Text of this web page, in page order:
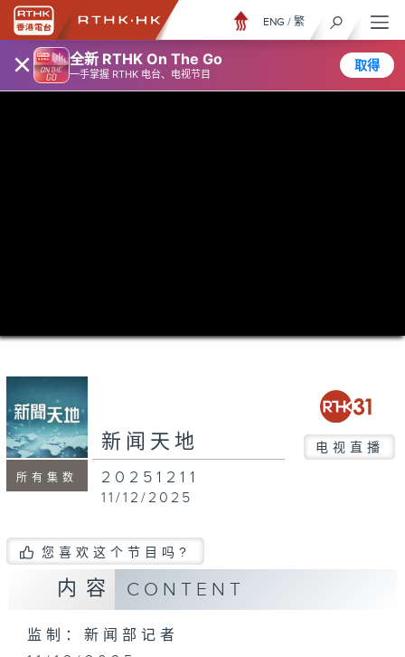
× 全新 RTHK On The Go
一手掌握 RTHK 电台、电视节目
取得
ENG / 繁
所有集数
新闻天地 电视直播
20251211
11/12/2025
您喜欢这个节目吗?
内容 CONTENT
监制：新闻部记者